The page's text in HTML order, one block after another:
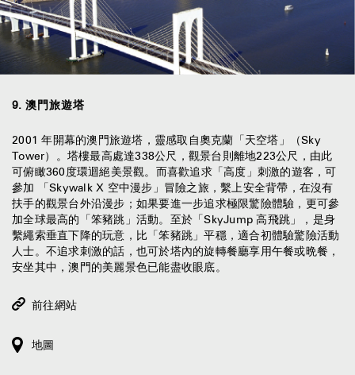
9. 澳門旅遊塔
2001 年開幕的澳門旅遊塔，靈感取自奧克蘭「天空塔」（Sky
Tower）。塔樓最高處達338公尺，觀景台則離地223公尺，由此
可俯瞰360度環迴絕美景觀。而喜歡追求「高度」刺激的遊客，可
參加 「Skywalk X 空中漫步」冒險之旅，繫上安全背帶，在沒有
扶手的觀景台外沿漫步；如果要進一步追求極限驚險體驗，更可參
加全球最高的「笨豬跳」活動。至於「SkyJump 高飛跳」，是身
繫繩索垂直下降的玩意，比「笨豬跳」平穩，適合初體驗驚險活動
人士。不追求刺激的話，也可於塔內的旋轉餐廳享用午餐或晩餐，
安坐其中，澳門的美麗景色已能盡收眼底。
前往網站
地圖